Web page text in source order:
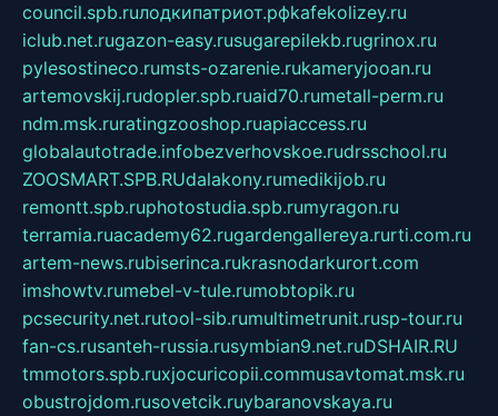
council.spb.ruлодкипатриот.рфkafekolizey.ru
iclub.net.rugazon-easy.rusugarepilekb.rugrinox.ru
pylesostineco.rumsts-ozarenie.rukameryjooan.ru
artemovskij.rudopler.spb.ruaid70.rumetall-perm.ru
ndm.msk.ruratingzooshop.ruapiaccess.ru
globalautotrade.infobezverhovskoe.rudrsschool.ru
ZOOSMART.SPB.RUdalakony.rumedikijob.ru
remontt.spb.ruphotostudia.spb.rumyragon.ru
terramia.ruacademy62.rugardengallereya.rurti.com.ru
artem-news.rubiserinca.rukrasnodarkurort.com
imshowtv.rumebel-v-tule.rumobtopik.ru
pcsecurity.net.rutool-sib.rumultimetrunit.rusp-tour.ru
fan-cs.rusanteh-russia.rusymbian9.net.ruDSHAIR.RU
tmmotors.spb.ruxjocuricopii.commusavtomat.msk.ru
obustrojdom.rusovetcik.ruybaranovskaya.ru